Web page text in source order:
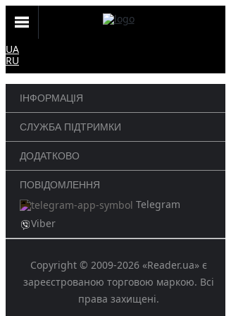
UA
RU
ІНФОРМАЦІЯ
СЛУЖБА ПІДТРИМКИ
ДОДАТКОВО
ПОВІДОМЛЕННЯ
Telegram
Viber
Copyright © 2009-2026 «Reader.ua» є
зареєстрованою торговою маркою. Всі
права захищені.